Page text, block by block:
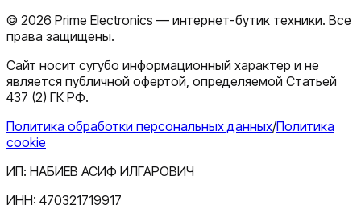
© 2026 Prime Electronics — интернет-бутик техники. Все
права защищены.
Сайт носит сугубо информационный характер и не
является публичной офертой, определяемой Статьей
437 (2) ГК РФ.
Политика обработки персональных данных/Политика
cookie
ИП: НАБИЕВ АСИФ ИЛГАРОВИЧ
ИНН: 470321719917